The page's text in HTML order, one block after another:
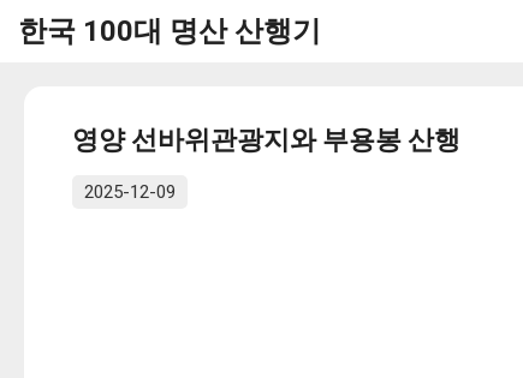
한국 100대 명산 산행기
영양 선바위관광지와 부용봉 산행
2025-12-09